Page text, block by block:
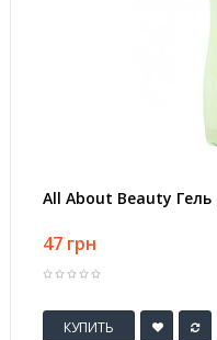
All About Beauty
47 грн
КУПИТЬ